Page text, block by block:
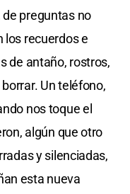
preguntas no
los recuerdos e
de antaño, rostros,
Un teléfono,
nos toque el
algún que otro
y silenciadas,
esta nueva